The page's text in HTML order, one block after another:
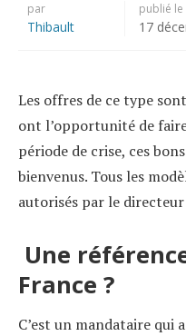
par
Thibault
publié le
17
Les offres de ce type
ont l’opportunité de
période de crise, ces
bienvenus. Tous les
autorisés par le
Une
France ?
C’est un mandataire qui